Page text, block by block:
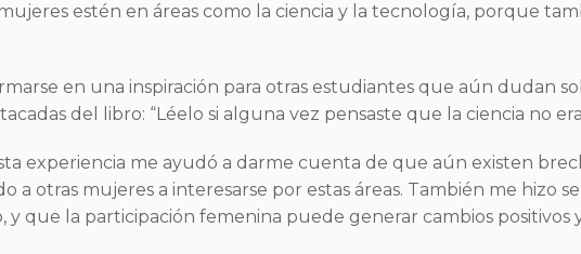
estén en áreas como la ciencia y la tecnología, porque
en una inspiración para otras estudiantes que aún dudan
del libro: “Léelo si alguna vez pensaste que la ciencia no
experiencia me ayudó a darme cuenta de que aún existen
a otras mujeres a interesarse por estas áreas. También me hizo
y que la participación femenina puede generar cambios positivos